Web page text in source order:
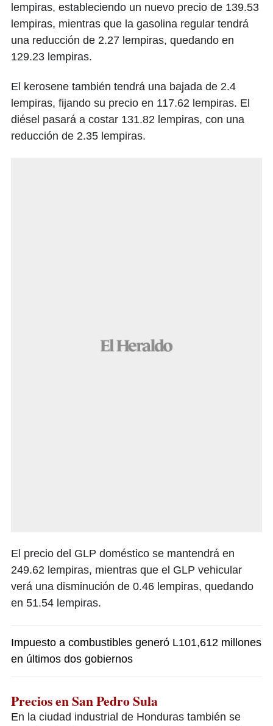
lempiras, estableciendo un nuevo precio de 139.53
lempiras, mientras que la gasolina regular tendrá
una reducción de 2.27 lempiras, quedando en
129.23 lempiras.
El kerosene también tendrá una bajada de 2.4
lempiras, fijando su precio en 117.62 lempiras. El
diésel pasará a costar 131.82 lempiras, con una
reducción de 2.35 lempiras.
El precio del GLP doméstico se mantendrá en
249.62 lempiras, mientras que el GLP vehicular
verá una disminución de 0.46 lempiras, quedando
en 51.54 lempiras.
Impuesto a combustibles generó L101,612 millones
en últimos dos gobiernos
Precios en San Pedro Sula
En la ciudad industrial de Honduras también se